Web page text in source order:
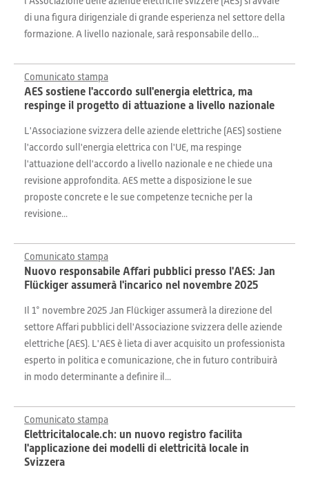
di una figura dirigenziale di grande esperienza nel settore della
formazione. A livello nazionale, sarà responsabile dello...
Comunicato stampa
AES sostiene l'accordo sull'energia elettrica, ma
respinge il progetto di attuazione a livello nazionale
L'Associazione svizzera delle aziende elettriche (AES) sostiene
l'accordo sull'energia elettrica con l'UE, ma respinge
l'attuazione dell'accordo a livello nazionale e ne chiede una
revisione approfondita. AES mette a disposizione le sue
proposte concrete e le sue competenze tecniche per la
revisione...
Comunicato stampa
Nuovo responsabile Affari pubblici presso l'AES: Jan
Flückiger assumerà l'incarico nel novembre 2025
Il 1° novembre 2025 Jan Flückiger assumerà la direzione del
settore Affari pubblici dell'Associazione svizzera delle aziende
elettriche (AES). L'AES è lieta di aver acquisito un professionista
esperto in politica e comunicazione, che in futuro contribuirà
in modo determinante a definire il...
Comunicato stampa
Elettricitalocale.ch: un nuovo registro facilita
l'applicazione dei modelli di elettricità locale in
Svizzera